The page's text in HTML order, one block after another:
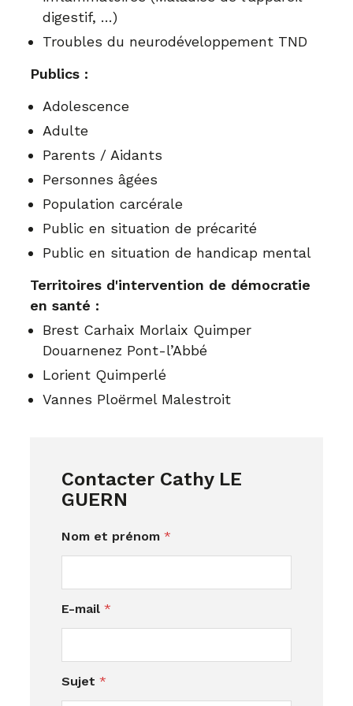
digestif, …)
Troubles du neurodéveloppement TND
Publics :
Adolescence
Adulte
Parents / Aidants
Personnes âgées
Population carcérale
Public en situation de précarité
Public en situation de handicap mental
Territoires d'intervention de démocratie
en santé :
Brest Carhaix Morlaix Quimper
Douarnenez Pont-l’Abbé
Lorient Quimperlé
Vannes Ploërmel Malestroit
Contacter Cathy LE
GUERN
Nom et prénom *
*
s
s
E-mail *
Sujet *